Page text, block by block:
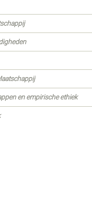
en empirische ethiek